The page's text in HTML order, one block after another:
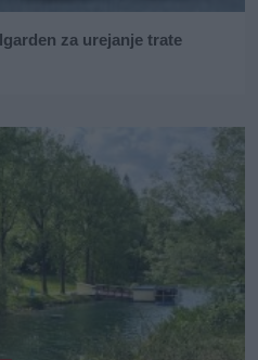
za urejanje trate